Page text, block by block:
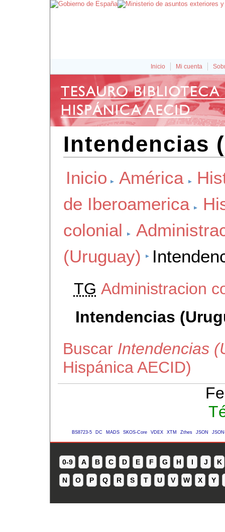
Inicio Mi cuenta
Intendencias
Inicio América
de Iberoamerica
colonial
(Uruguay)
TG Administracion
Intendencias
Buscar Intendencias
Hispánica AECID)
BS8723-5 DC MADS SKOS-Core VDEX XTM Zthes JSON
0-9 A B C D E F G H I J K
N O P Q R S T U V W X Y